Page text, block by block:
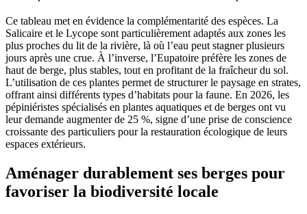
Ce tableau met en évidence la complémentarité des espèces. La
Salicaire et le Lycope sont particulièrement adaptés aux zones les
plus proches du lit de la rivière, là où l’eau peut stagner plusieurs
jours après une crue. À l’inverse, l’Eupatoire préfère les zones de
haut de berge, plus stables, tout en profitant de la fraîcheur du sol.
L’utilisation de ces plantes permet de structurer le paysage en strates,
offrant ainsi différents types d’habitats pour la faune. En 2026, les
pépiniéristes spécialisés en plantes aquatiques et de berges ont vu
leur demande augmenter de 25 %, signe d’une prise de conscience
croissante des particuliers pour la restauration écologique de leurs
espaces extérieurs.
Aménager durablement ses berges pour
favoriser la biodiversité locale